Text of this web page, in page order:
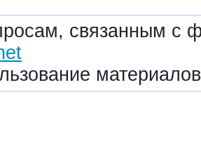
связанным с